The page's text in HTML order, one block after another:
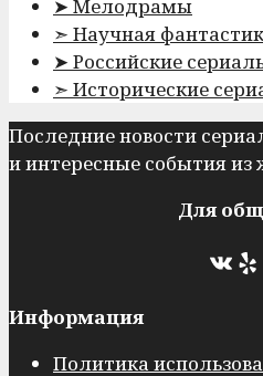
➤ Мелодрамы
➣ Научная
➤ Российские
➣ Исторические
Последние новости
и интересные события из
Для
Информация
Политика